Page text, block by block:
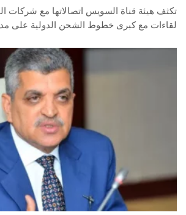
تكثف هيئة قناة السويس اتصالاتها مع شركات
لقاءات مع كبرى خطوط الشحن الدولية على